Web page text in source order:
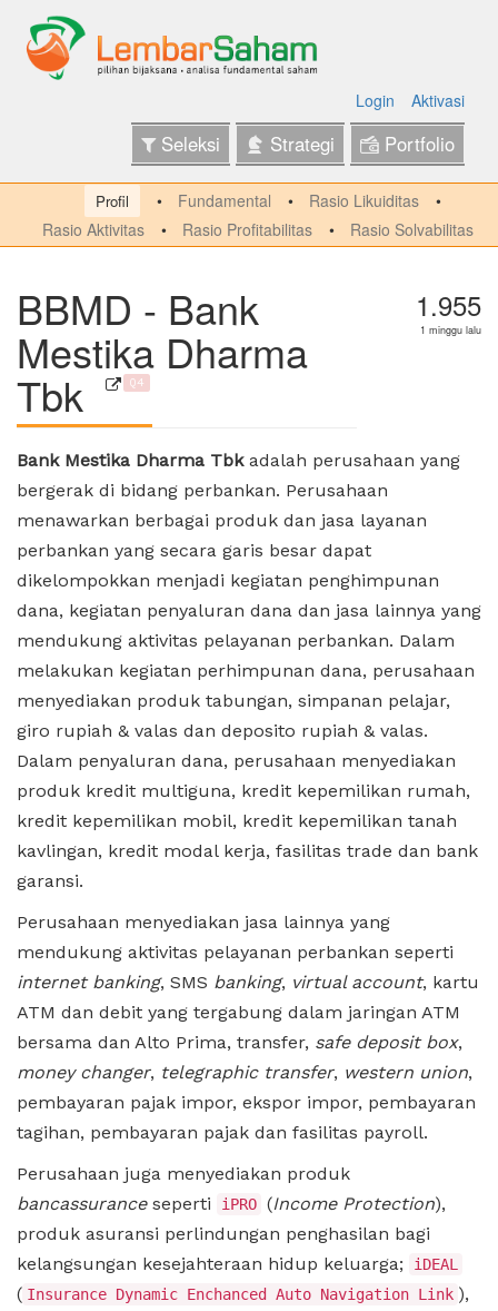
Login Aktivasi
Seleksi Strategi Portfolio
Profil Fundamental
Rasio Likuiditas
Rasio Aktivitas
Rasio Profitabilitas Rasio Solvabilitas
BBMD - Bank
Mestika Dharma
Tbk Q4
1.955
1 minggu lalu
Bank Mestika Dharma Tbkadalah perusahaan yang
bergerak di bidang perbankan. Perusahaan
menawarkan berbagai produk dan jasa layanan
perbankan yang secara garis besar dapat
dikelompokkan menjadi kegiatan penghimpunan
dana, kegiatan penyaluran dana dan jasa lainnya yang
mendukung aktivitas pelayanan perbankan. Dalam
melakukan kegiatan perhimpunan dana, perusahaan
menyediakan produk tabungan, simpanan pelajar,
giro rupiah & valas dan deposito rupiah & valas.
Dalam penyaluran dana, perusahaan menyediakan
produk kredit multiguna, kredit kepemilikan rumah,
kredit kepemilikan mobil, kredit kepemilikan tanah
kavlingan, kredit modal kerja, fasilitas trade dan bank
garansi.
Perusahaan menyediakan jasa lainnya yang
mendukung aktivitas pelayanan perbankan seperti
internet banking, SMS banking, virtual account, kartu
ATM dan debit yang tergabung dalam jaringan ATM
bersama dan Alto Prima, transfer, safe deposit box,
money changer, telegraphic transfer, western union,
pembayaran pajak impor, ekspor impor, pembayaran
tagihan, pembayaran pajak dan fasilitas payroll.
Perusahaan juga menyediakan produk
bancassuranceseperti iPRO (Income Protection),
produk asuransi perlindungan penghasilan bagi
kelangsungan kesejahteraan hidup keluarga;
iDEAL
( Insurance Dynamic Enchanced Auto Navigation Link ),